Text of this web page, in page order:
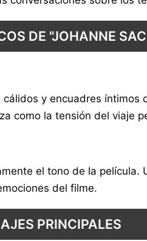
DE "JOHANNE
y encuadres
como la tensión del viaje
el tono de la
del filme.
PRINCIPALES